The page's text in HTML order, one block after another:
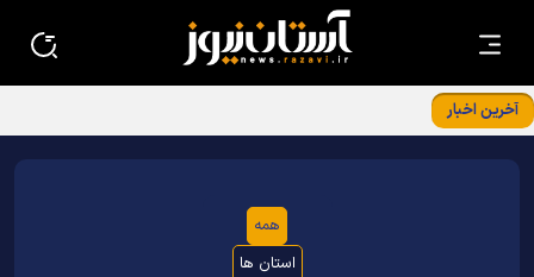
آخرین اخبار
استان‌ها در بنیادپژوهش های استان قدس رضوی
همه
استان ها